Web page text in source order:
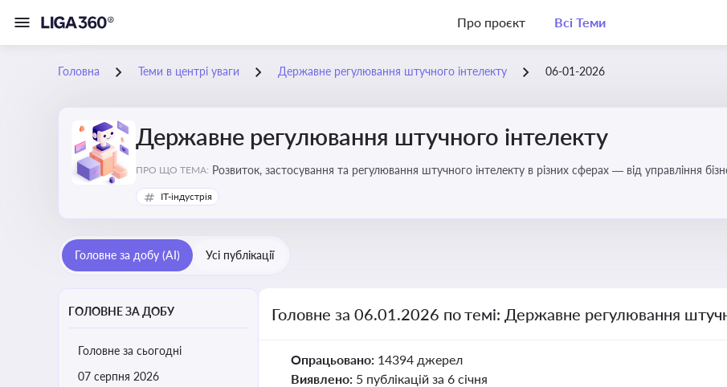
Про проєкт Всі Теми
Головна Теми в центрі уваги Державне регулювання штучного інтелекту 06-01-2026
Державне регулювання штучного інтелекту
ПРО ЩО ТЕМА: Розвиток, застосування та регулювання штучного інтелекту в різних сферах — від управління
IT-індустрія
Головне за добу (AI) Усі публікації
ГОЛОВНЕ ЗА ДОБУ
Головне за сьогодні
07 серпня 2026
Головне за 06.01.2026 по темі: Державне регулювання
Опрацьовано: 14394 джерел
Виявлено: 5 публікацій за 6 січня